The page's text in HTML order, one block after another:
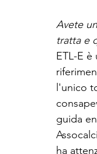
Avete
tratta e
ETL-E
l'unico
guida
ha